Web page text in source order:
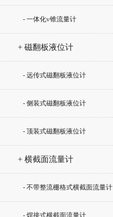
- 一体化v锥流量计
+ 磁翻板液位计
- 远传式磁翻板液位计
- 侧装式磁翻板液位计
- 顶装式磁翻板液位计
+ 横截面流量计
- 不带整流栅格式横截面流量计
- 焊接式横截面流量计